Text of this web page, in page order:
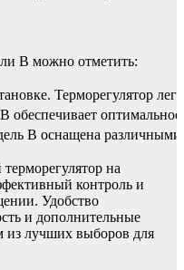
B можно отметить:
Терморегулятор
B оснащена различными
на
контроль и
Удобство
и дополнительные
из лучших выборов для